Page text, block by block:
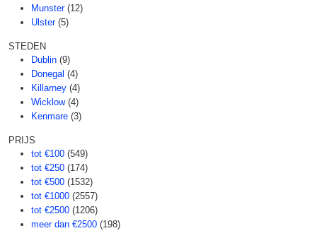
Munster (12)
Ulster (5)
STEDEN
Dublin (9)
Donegal (4)
Killarney (4)
Wicklow (4)
Kenmare (3)
PRIJS
tot €100 (549)
tot €250 (174)
tot €500 (1532)
tot €1000 (2557)
tot €2500 (1206)
meer dan €2500 (198)